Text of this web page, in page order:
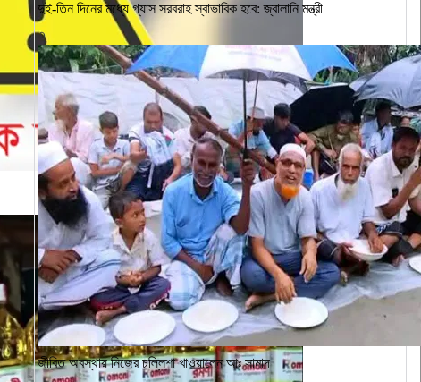
দুই-তিন দিনের মধ্যে গ্যাস সরবরাহ স্বাভাবিক হবে: জ্বালানি মন্ত্রী
৩
জীবিত অবস্থায় নিজের চল্লিশা খাওয়ালেন আঃ সামাদ